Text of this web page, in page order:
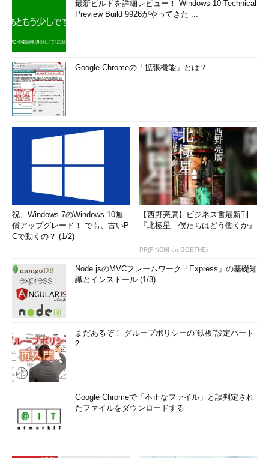
最新ビルドを詳細レビュー！ Windows 10 Technical
Preview Build 9926がやってきた ...
Google Chromeの「拡張機能」とは？
祝、Windows 7のWindows 10無
償アップグレード！ でも、古いP
Cで動くの？ (1/2)
【西野亮廣】ビジネス書最新刊
『北極星 僕たちはどう働くか』
PR(FINCHI on GOETHE)
Node.jsのMVCフレームワーク「Express」の基礎知
識とインストール (1/3)
まだあるぞ！ グループポリシーの“鉄板”設定パート
2
Google Chromeで「不正なファイル」と誤判定され
たファイルをダウンロードする